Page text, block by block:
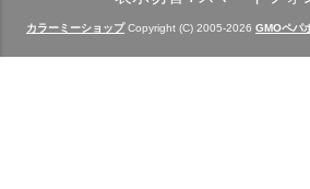
カラーミーショップCopyright (C) 2005-2026 GMOペパ